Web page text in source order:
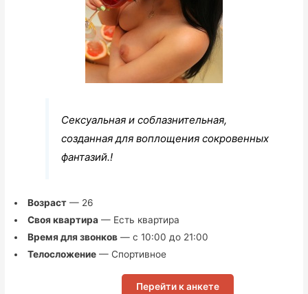
Сексуальная и соблазнительная,
созданная для воплощения сокровенных
фантазий.!
Возраст— 26
Своя квартира— Есть квартира
Время для звонков— с 10:00 до 21:00
Телосложение— Спортивное
Перейти к анкете